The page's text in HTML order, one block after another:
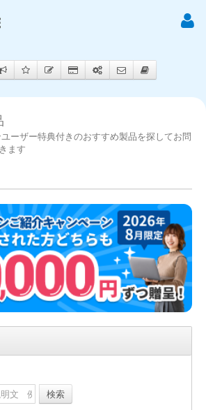
ーザー特典付きのおすすめ製品を探してお問
ます
検索